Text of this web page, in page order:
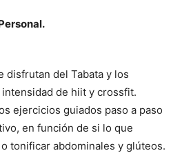
disfrutan del Tabata y los
de hiit y crossfit.
ejercicios guiados paso a paso
en función de si lo que
tonificar abdominales y glúteos.